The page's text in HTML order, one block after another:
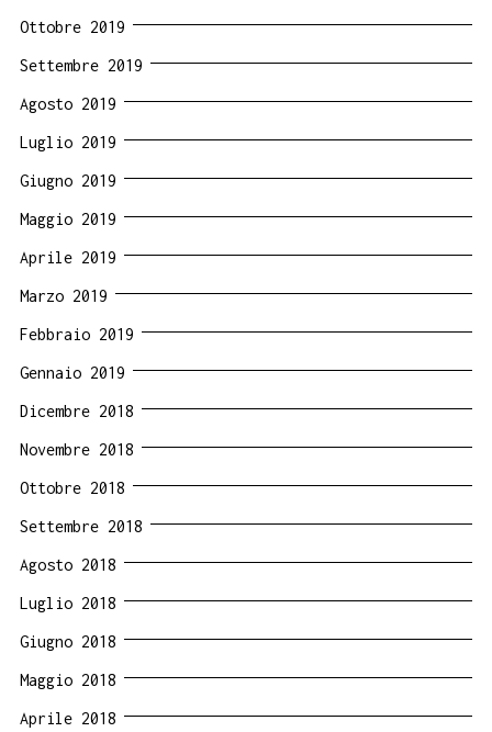
Ottobre 2019
Settembre 2019
Agosto 2019
Luglio 2019
Giugno 2019
Maggio 2019
Aprile 2019
Marzo 2019
Febbraio 2019
Gennaio 2019
Dicembre 2018
Novembre 2018
Ottobre 2018
Settembre 2018
Agosto 2018
Luglio 2018
Giugno 2018
Maggio 2018
Aprile 2018